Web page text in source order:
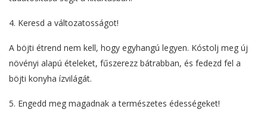
4. Keresd a változatosságot!
A böjti étrend nem kell, hogy egyhangú legyen. Kóstolj meg új
növényi alapú ételeket, fűszerezz bátrabban, és fedezd fel a
böjti konyha ízvilágát.
5. Engedd meg magadnak a természetes édességeket!